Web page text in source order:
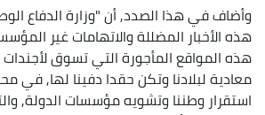
وأضاف في هذا الصدد, أن "وزارة الدفاع
هذه الأخبار المضللة والاتهامات غير
هذه المواقع المأجورة التي تسوق لأجندات
معادية لبلادنا وتكن حقدا دفينا لها, في
استقرار وطننا وتشويه مؤسسات الدولة,